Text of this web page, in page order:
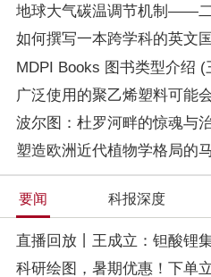
地球大气碳温调节机制——
如何撰写一本跨学科的英文
MDPI Books 图书类型介绍 (
广泛使用的聚乙烯塑料可能
波尔图：杜罗河畔的惊魂与
要闻 科报深度
直播回放丨王成立：钽酸锂
科研绘图，暑期优惠！下单